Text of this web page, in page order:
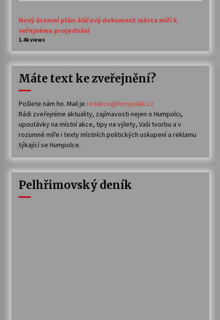
Nový územní plán: klíčový dokument města míří k
veřejnému projednání
1.4k views
Máte text ke zveřejnění?
Pošlete nám ho. Mail je redakce@humpolak.cz
Rádi zveřejníme aktuality, zajímavosti nejen o Humpolci,
upoutávky na místní akce, tipy na výlety, Vaši tvorbu a v
rozumné míře i texty místních politických uskupení a reklamu
týkající se Humpolce.
Pelhřimovský deník